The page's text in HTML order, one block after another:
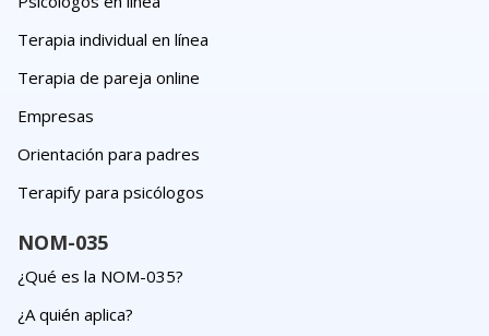
Terapia individual en línea
Terapia de pareja online
Empresas
Orientación para padres
Terapify para psicólogos
NOM-035
¿Qué es la NOM-035?
¿A quién aplica?